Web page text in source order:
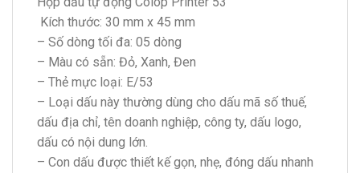
Kích thước: 30 mm x 45 mm
– Số dòng tối đa: 05 dòng
– Màu có sẵn: Đỏ, Xanh, Đen
– Thẻ mực loại: E/53
– Loại dấu này thường dùng cho dấu mã số thuế,
dấu địa chỉ, tên doanh nghiệp, công ty, dấu logo,
dấu có nội dung lớn.
– Con dấu được thiết kế gọn, nhẹ, đóng dấu nhanh